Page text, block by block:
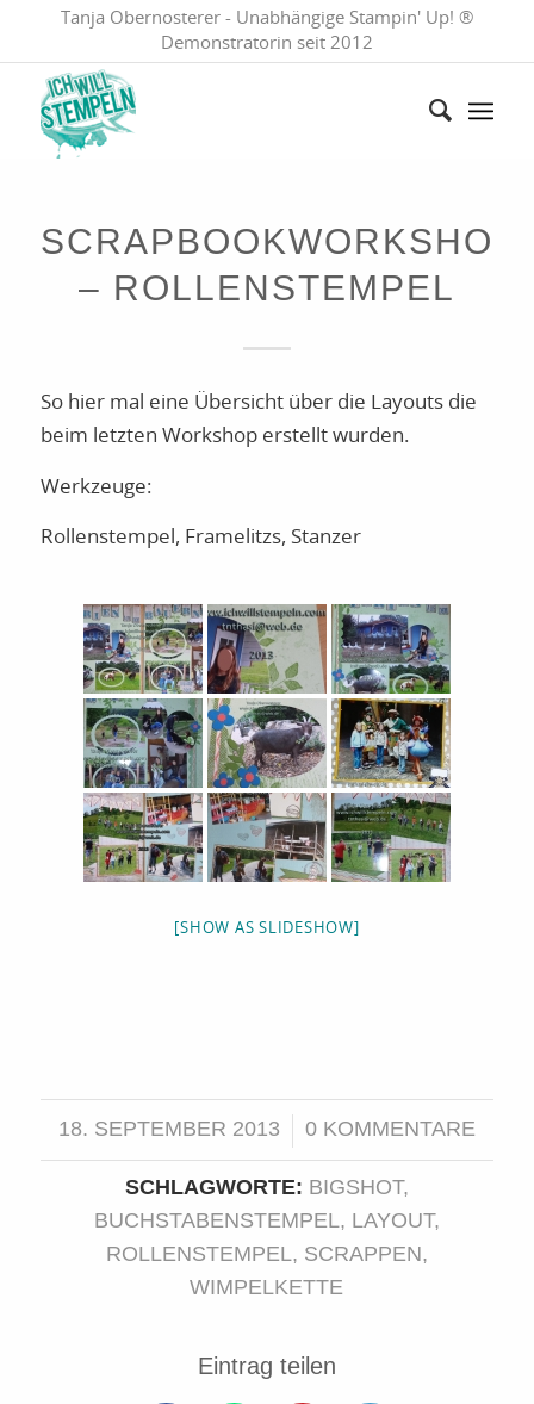
Tanja Obernosterer - Unabhängige Stampin' Up! ®
Demonstratorin seit 2012
SCRAPBOOKWORKSHOP
– ROLLENSTEMPEL
So hier mal eine Übersicht über die Layouts die
beim letzten Workshop erstellt wurden.
Werkzeuge:
Rollenstempel, Framelitzs, Stanzer
[SHOW AS SLIDESHOW]
18. SEPTEMBER 2013
/ 0 KOMMENTARE
SCHLAGWORTE: BIGSHOT,
BUCHSTABENSTEMPEL, LAYOUT,
ROLLENSTEMPEL, SCRAPPEN,
WIMPELKETTE
Eintrag teilen